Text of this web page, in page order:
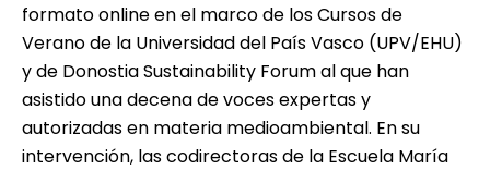
formato online en el marco de losCursos de
Verano de la Universidad del País Vasco (UPV/EHU)
y de Donostia Sustainability Forum al que han
asistido una decena de voces expertas y
autorizadas en materia medioambiental. En su
intervención, las codirectoras de la Escuela María